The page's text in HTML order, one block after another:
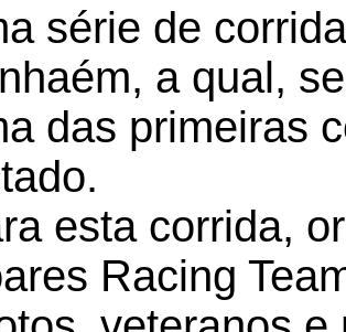
série de
a qual,
das primeiras
esta corrida,
Racing